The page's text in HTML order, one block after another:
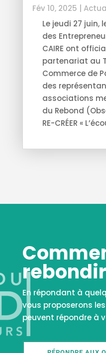
Fév 10, 2025 |
Le jeudi 27 juin,
des
CAIRE ont
partenariat au
Commerce de
des
associations
du Rebond
RE-CRÉER «
En répondant à
vous proposerons
peuvent répondre à